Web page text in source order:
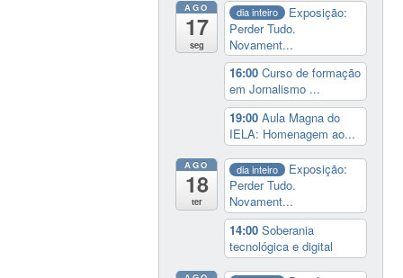
AGO
17
seg
dia inteiro
Exposição:
Perder Tudo.
Novament...
16:00Curso de formação
em Jornalismo ...
19:00Aula Magna do
IELA: Homenagem ao...
AGO
18
ter
dia inteiro
Exposição:
Perder Tudo.
Novament...
14:00Soberania
tecnológica e digital